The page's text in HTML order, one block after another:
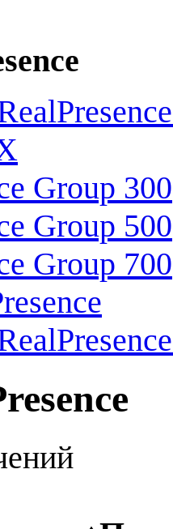
Group 300
Group 500
Group 700